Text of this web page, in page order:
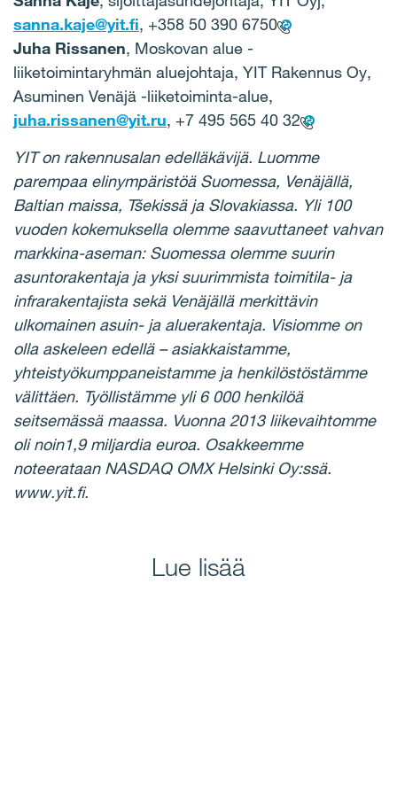
sanna.kaje@yit.fi, +358 50 390 6750
Juha Rissanen, Moskovan alue -
liiketoimintaryhmän aluejohtaja, YIT Rakennus Oy,
Asuminen Venäjä -liiketoiminta-alue,
juha.rissanen@yit.ru, +7 495 565 40 32
YIT on rakennusalan edelläkävijä. Luomme
parempaa elinympäristöä Suomessa, Venäjällä,
Baltian maissa, Tšekissä ja Slovakiassa. Yli 100
vuoden kokemuksella olemme saavuttaneet vahvan
markkina-aseman: Suomessa olemme suurin
asuntorakentaja ja yksi suurimmista toimitila- ja
infrarakentajista sekä Venäjällä merkittävin
ulkomainen asuin- ja aluerakentaja. Visiomme on
olla askeleen edellä – asiakkaistamme,
yhteistyökumppaneistamme ja henkilöstöstämme
välittäen. Työllistämme yli 6 000 henkilöä
seitsemässä maassa. Vuonna 2013 liikevaihtomme
oli noin1,9 miljardia euroa. Osakkeemme
noteerataan NASDAQ OMX Helsinki Oy:ssä.
www.yit.fi.
Lue lisää